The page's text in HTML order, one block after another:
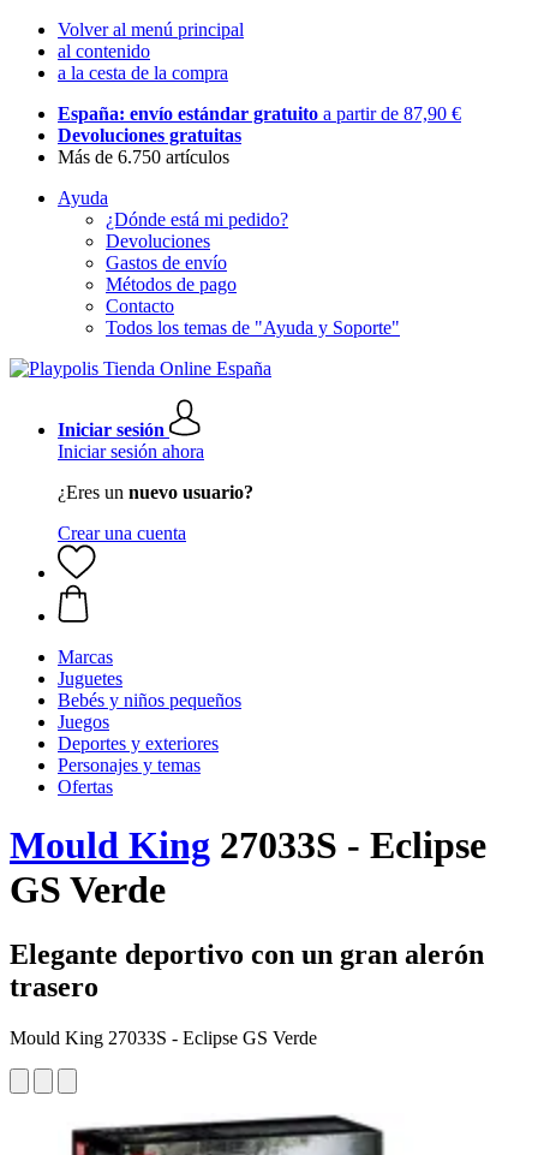
Volver al menú principal
al contenido
a la cesta de la compra
España: envío estándar gratuito a partir de 87,90 €
Devoluciones gratuitas
Más de 6.750 artículos
Ayuda
¿Dónde está mi pedido?
Devoluciones
Gastos de envío
Métodos de pago
Contacto
Todos los temas de "Ayuda y Soporte"
Iniciar sesión
Iniciar sesión ahora
¿Eres un nuevo usuario?
Crear una cuenta
Marcas
Juguetes
Bebés y niños pequeños
Juegos
Deportes y exteriores
Personajes y temas
Ofertas
Mould King 27033S - Eclipse
GS Verde
Elegante deportivo con un gran alerón
trasero
Mould King 27033S - Eclipse GS Verde